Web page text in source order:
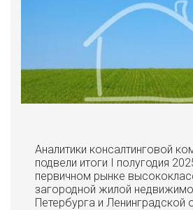
Аналитики консалтинговой
подвели итоги I полугодия
первичном рынке
загородной жилой
Петербурга и Ленинградской